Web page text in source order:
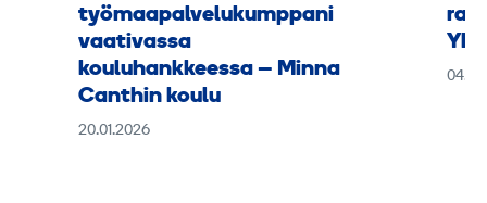
työmaapalvelukumppani
vaativassa
kouluhankkeessa – Minna
Canthin koulu
20.01.2026